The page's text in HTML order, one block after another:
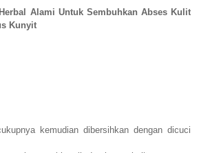
Alami Untuk Sembuhkan Abses Kulit
Kunyit
kemudian dibersihkan dengan dicuci